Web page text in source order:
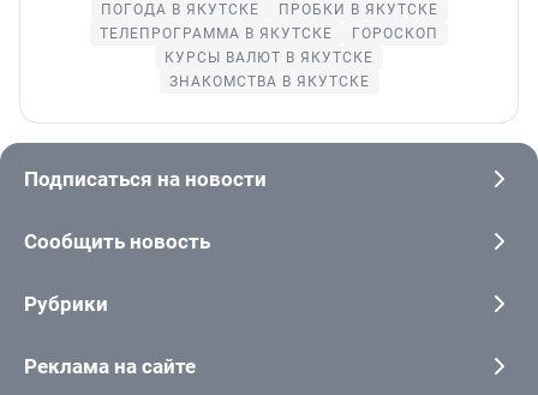
ПОГОДА В ЯКУТСКЕ
ПРОБКИ В ЯКУТСКЕ
ТЕЛЕПРОГРАММА В ЯКУТСКЕ
ГОРОСКОП
КУРСЫ ВАЛЮТ В ЯКУТСКЕ
ЗНАКОМСТВА В ЯКУТСКЕ
Подписаться на новости
Сообщить новость
Рубрики
Реклама на сайте